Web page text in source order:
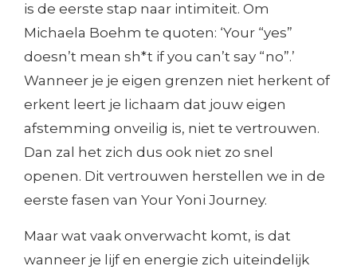
is de eerste stap naar intimiteit. Om
Michaela Boehm te quoten: ‘Your “yes”
doesn’t mean sh*t if you can’t say “no”.’
Wanneer je je eigen grenzen niet herkent of
erkent leert je lichaam dat jouw eigen
afstemming onveilig is, niet te vertrouwen.
Dan zal het zich dus ook niet zo snel
openen. Dit vertrouwen herstellen we in de
eerste fasen van Your Yoni Journey.
Maar wat vaak onverwacht komt, is dat
wanneer je lijf en energie zich uiteindelijk